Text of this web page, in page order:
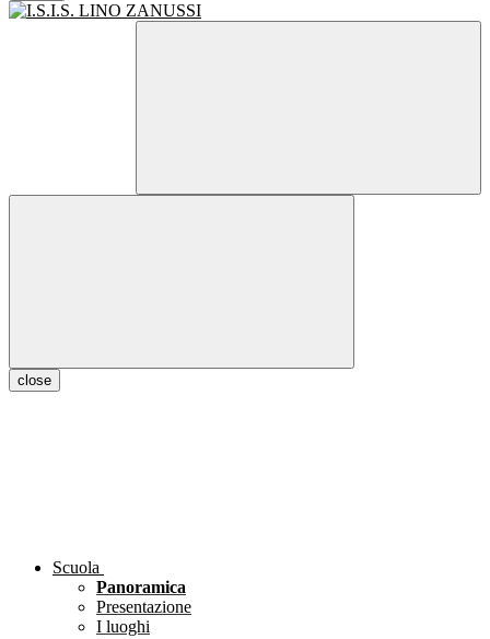
close
Scuola
Panoramica
Presentazione
I luoghi